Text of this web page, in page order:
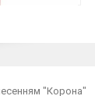
"Корона"